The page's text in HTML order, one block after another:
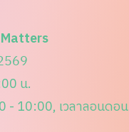
น.
- 10:00, เวลาลอนดอน